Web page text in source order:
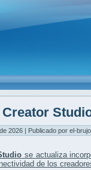
2026 | Publicado por el-brujo
se actualiza
de los